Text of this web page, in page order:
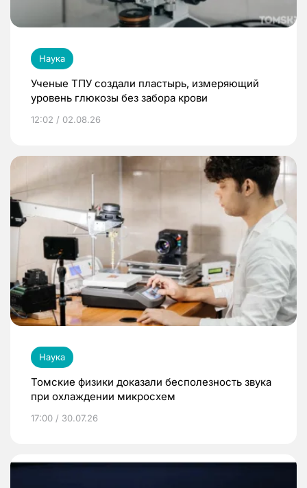
Наука
Ученые ТПУ создали пластырь, измеряющий
уровень глюкозы без забора крови
12:02 / 02.08.26
Наука
Томские физики доказали бесполезность звука
при охлаждении микросхем
17:00 / 30.07.26